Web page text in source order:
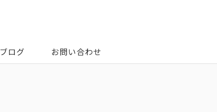
ブログ お問い合わせ